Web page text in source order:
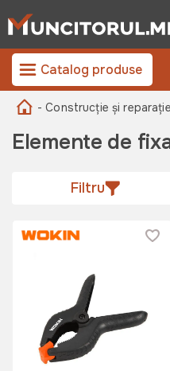
Catalog produse
- Construcție și
Elemente de
Filtru